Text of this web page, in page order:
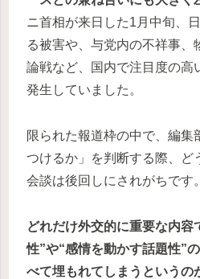
ニ首相が来日した1月中旬、
る被害や、与党内の不祥事、
論戦など、国内で注目度の高
発生していました。
限られた報道枠の中で、編集
つけるか」を判断する際、ど
会談は後回しにされがちです。
どれだけ外交的に重要な内容
性”や“感情を動かす話題性”
べて埋もれてしまうというの